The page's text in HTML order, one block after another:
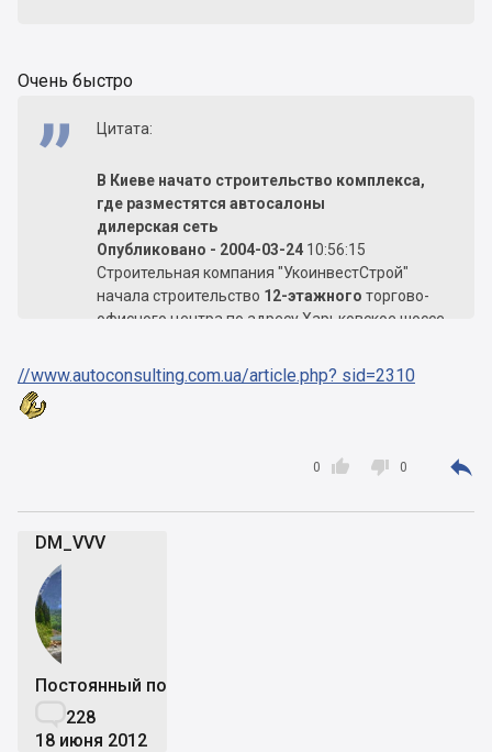
Очень быстро
Цитата:
В Киеве начато строительство комплекса,
где разместятся автосалоны
дилерская сеть
Опубликовано - 2004-03-24 10:56:15
Строительная компания "УкоинвестСтрой"
начала строительство 12-этажного торгово-
офисного центра по адресу Харьковское шоссе,
В концепции нового центра предусмотрены
автосалоны и офисные помещения, а также
магистраль, что по мнению застройщиков,
будет способствовать активному развитию
м2. Стоимость за 1 м2 - 2400 грн.
Сдача объекта 4-й квартал 2005 г
//www.autoconsulting.com.ua/article.php? sid=2310

0  0 
DM_VVV
Постоянный пользователь
228
18 июня 2012